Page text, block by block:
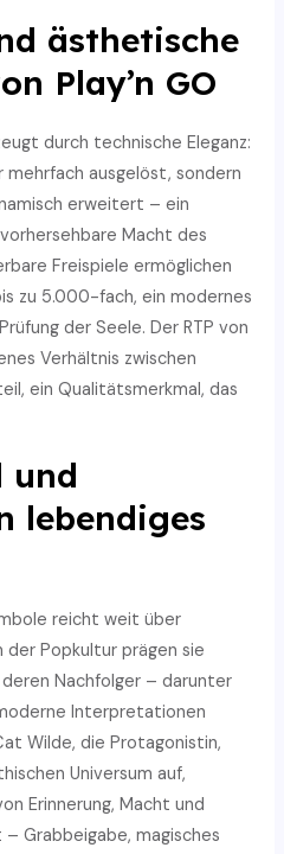
ästhetische
Play’n GO
durch technische Eleganz:
mehrfach ausgelöst, sondern
erweitert – ein
Macht des
Freispiele ermöglichen
zu 5.000-fach, ein modernes
der Seele. Der RTP von
Verhältnis zwischen
ein Qualitätsmerkmal, das
und
lebendiges
reicht weit über
der Popkultur prägen sie
deren Nachfolger – darunter
Interpretationen
Wilde, die Protagonistin,
Universum auf,
Erinnerung, Macht und
Grabbeigabe, magisches